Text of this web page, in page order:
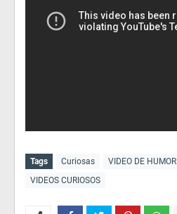
Tags Curiosas VIDEO DE HUMOR
VIDEOS CURIOSOS